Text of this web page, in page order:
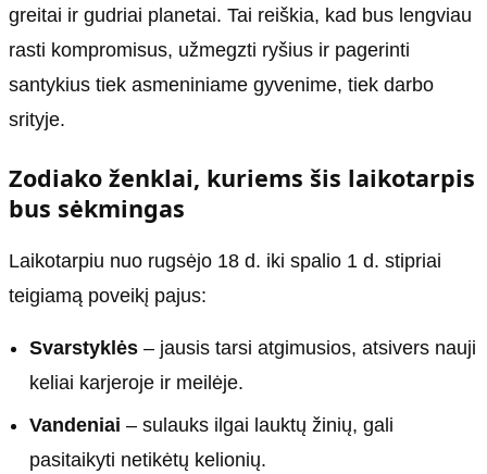
greitai ir gudriai planetai. Tai reiškia, kad bus lengviau
rasti kompromisus, užmegzti ryšius ir pagerinti
santykius tiek asmeniniame gyvenime, tiek darbo
srityje.
Zodiako ženklai, kuriems šis laikotarpis
bus sėkmingas
Laikotarpiu nuo rugsėjo 18 d. iki spalio 1 d. stipriai
teigiamą poveikį pajus:
Svarstyklės – jausis tarsi atgimusios, atsivers nauji
keliai karjeroje ir meilėje.
Vandeniai – sulauks ilgai lauktų žinių, gali
pasitaikyti netikėtų kelionių.